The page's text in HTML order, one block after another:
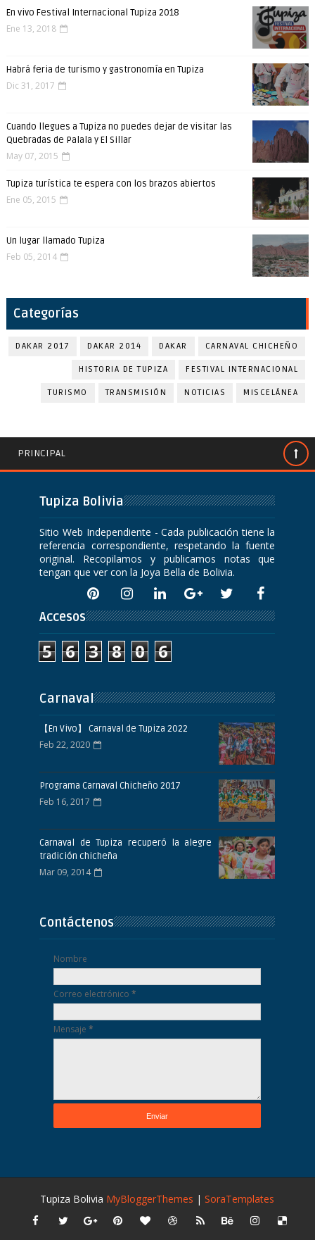
En vivo Festival Internacional Tupiza 2018
Ene 13, 2018
Habrá feria de turismo y gastronomía en Tupiza
Dic 31, 2017
Cuando llegues a Tupiza no puedes dejar de visitar las
Quebradas de Palala y El Sillar
May 07, 2015
Tupiza turística te espera con los brazos abiertos
Ene 05, 2015
Un lugar llamado Tupiza
Feb 05, 2014
Categorías
CARNAVAL CHICHEÑO
DAKAR
DAKAR 2014
DAKAR 2017
FESTIVAL INTERNACIONAL
HISTORIA DE TUPIZA
MISCELÁNEA
NOTICIAS
TRANSMISIÓN
TURISMO
PRINCIPAL
Tupiza Bolivia
Sitio Web Independiente - Cada publicación tiene la
referencia correspondiente, respetando la fuente
original. Recopilamos y publicamos notas que
tengan que ver con la Joya Bella de Bolivia.
Accesos
5 6 3 8 0 6
Carnaval
【En Vivo】 Carnaval de Tupiza 2022
Feb 22, 2020
Programa Carnaval Chicheño 2017
Feb 16, 2017
Carnaval de Tupiza recuperó la alegre
tradición chicheña
Mar 09, 2014
Contáctenos
Nombre
Correo electrónico*
Mensaje*
Tupiza Bolivia MyBloggerThemes |SoraTemplates